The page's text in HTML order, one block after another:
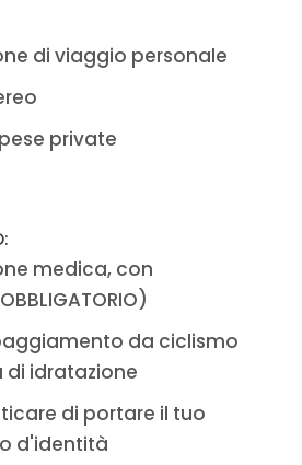
di viaggio personale
private
medica, con
da ciclismo
di idratazione
di portare il tuo
d'identità